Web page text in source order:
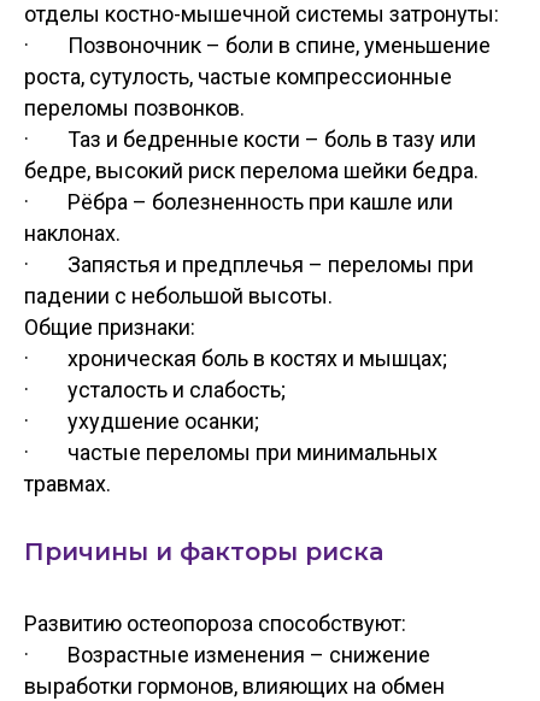
отделы костно-мышечной системы затронуты:
· Позвоночник – боли в спине, уменьшение
роста, сутулость, частые компрессионные
переломы позвонков.
· Таз и бедренные кости – боль в тазу или
бедре, высокий риск перелома шейки бедра.
· Рёбра – болезненность при кашле или
наклонах.
· Запястья и предплечья – переломы при
падении с небольшой высоты.
Общие признаки:
· хроническая боль в костях и мышцах;
· усталость и слабость;
· ухудшение осанки;
· частые переломы при минимальных
травмах.
Причины и факторы риска
Развитию остеопороза способствуют:
· Возрастные изменения – снижение
выработки гормонов, влияющих на обмен